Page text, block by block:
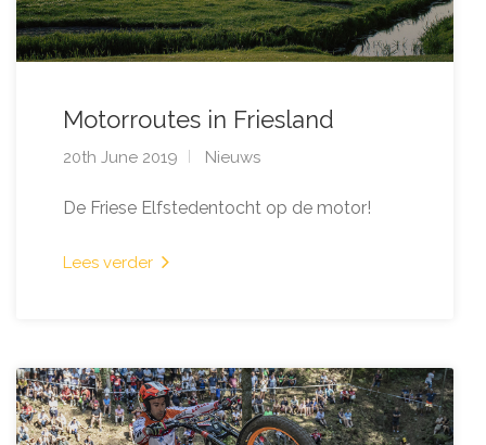
Motorroutes in Friesland
20th June 2019 Nieuws
De Friese Elfstedentocht op de motor!
Lees verder